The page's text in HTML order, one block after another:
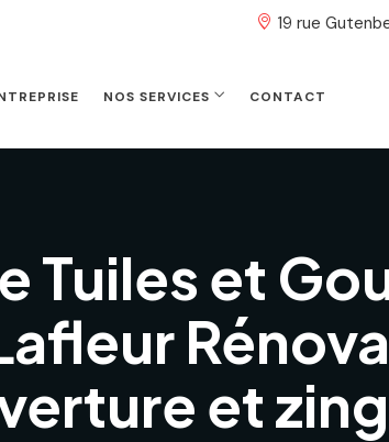
19 rue
NOS SERVICES CONTACT
Tuiles et
et